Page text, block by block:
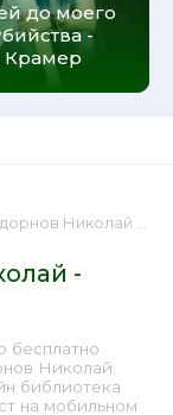
до моего
-
Крамер
- Цунами 📕 - Книга онлайн бесплатно
-
бесплатно
Николай.
библиотека
на мобильном